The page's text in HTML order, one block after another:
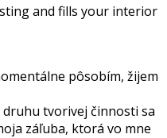
and fills your interior
pôsobím, žijem
tvorivej činnosti sa
záľuba, ktorá vo mne